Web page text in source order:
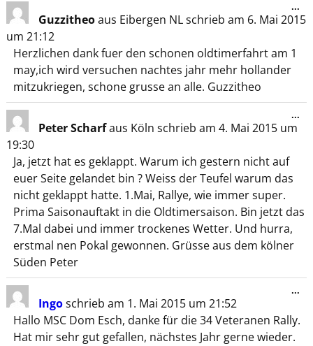
Guzzitheoaus Eibergen NLschrieb am 6. Mai 2015
um 21:12
Herzlichen dank fuer den schonen oldtimerfahrt am 1
may,ich wird versuchen nachtes jahr mehr hollander
mitzukriegen, schone grusse an alle. Guzzitheo
...
Peter Scharfaus Köln schrieb am 4. Mai 2015 um
19:30
Ja, jetzt hat es geklappt. Warum ich gestern nicht auf
euer Seite gelandet bin ? Weiss der Teufel warum das
nicht geklappt hatte. 1.Mai, Rallye, wie immer super.
Prima Saisonauftakt in die Oldtimersaison. Bin jetzt das
7.Mal dabei und immer trockenes Wetter. Und hurra,
erstmal nen Pokal gewonnen. Grüsse aus dem kölner
Süden Peter
...
Ingoschrieb am 1. Mai 2015 um 21:52
Hallo MSC Dom Esch, danke für die 34 Veteranen Rally.
Hat mir sehr gut gefallen, nächstes Jahr gerne wieder.
...